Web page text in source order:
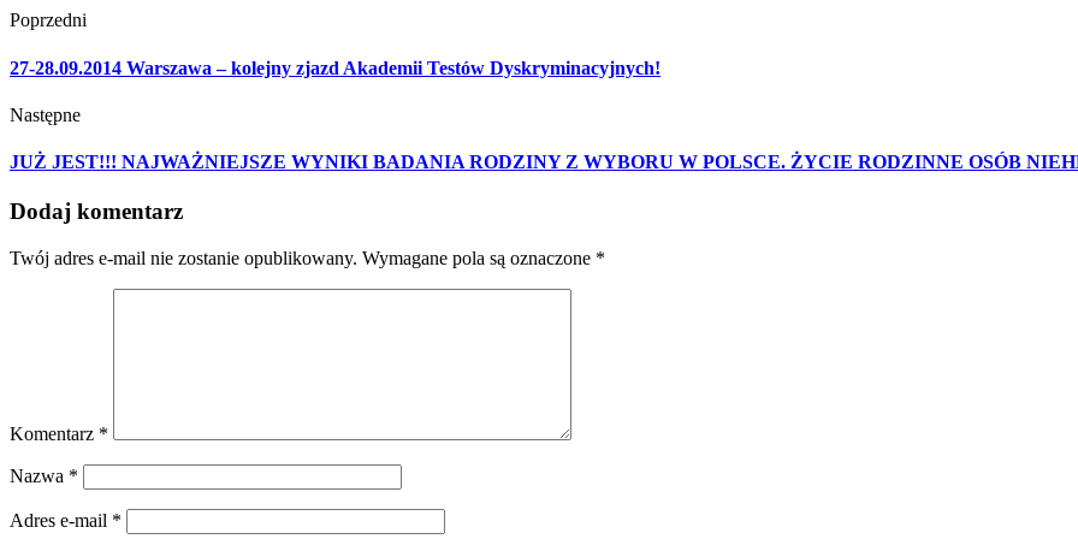
Poprzedni
27-28.09.2014 Warszawa – kolejny zjazd Akademii Testów Dyskryminacyjnych!
Następne
JUŻ JEST!!! NAJWAŻNIEJSZE WYNIKI BADANIA RODZINY Z WYBORU W POLSCE. ŻYCIE RODZINNE OSÓB
Dodaj komentarz
Twój adres e-mail nie zostanie opublikowany. Wymagane pola są oznaczone *
Komentarz *
Nazwa *
Adres e-mail *